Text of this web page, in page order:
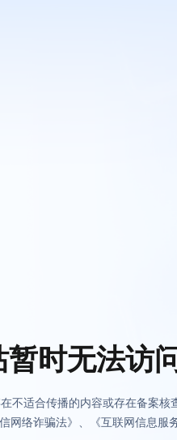
暂时无法访
不适合传播的内容或存在备案核
网络诈骗法》、《互联网信息服